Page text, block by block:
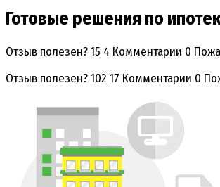
Готовые решения по
Отзыв полезен? 15 4 Комментарии 0
Отзыв полезен? 102 17 Комментарии 0